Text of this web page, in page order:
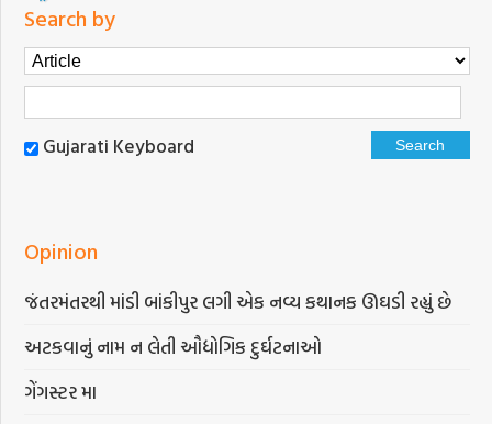
Search by
Gujarati Keyboard
Opinion
જંતરમંતરથી માંડી બાંકીપુર લગી એક નવ્ય કથાનક ઊઘડી રહ્યું છે
અટકવાનું નામ ન લેતી ઔદ્યોગિક દુર્ઘટનાઓ
ગેંગસ્ટર મા